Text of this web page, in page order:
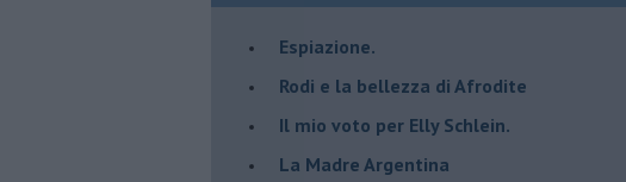
Espiazione.
Rodi e la bellezza di Afrodite
​Il mio voto per Elly Schlein.
​La Madre Argentina